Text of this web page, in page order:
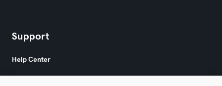
Support
Help Center